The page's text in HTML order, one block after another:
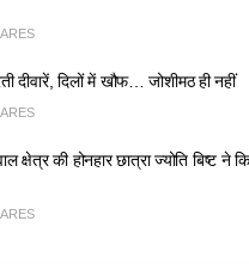
दीवारें, दिलों में खौफ… जोशीमठ ही नहीं
क्षेत्र की होनहार छात्रा ज्योति बिष्ट ने